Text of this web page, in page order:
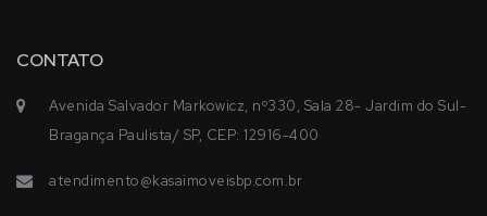
CONTATO
Avenida Salvador Markowicz, nº330, Sala 28- Jardim do Sul-
Bragança Paulista/ SP, CEP: 12916-400
atendimento@kasaimoveisbp.com.br